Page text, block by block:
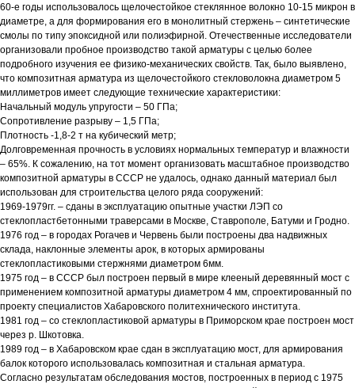
60-е годы использовалось щелочестойкое стеклянное волокно 10-15 микрон в
диаметре, а для формирования его в монолитный стержень – синтетические
смолы по типу эпоксидной или полиэфирной. Отечественные исследователи
организовали пробное производство такой арматуры с целью более
подробного изучения ее физико-механических свойств. Так, было выявлено,
что композитная арматура из щелочестойкого стекловолокна диаметром 5
миллиметров имеет следующие технические характеристики:
Начальный модуль упругости – 50 ГПа;
Сопротивление разрыву – 1,5 ГПа;
Плотность -1,8-2 т на кубический метр;
Долговременная прочность в условиях нормальных температур и влажности
– 65%. К сожалению, на тот момент организовать масштабное производство
композитной арматуры в СССР не удалось, однако данный материал был
использован для строительства целого ряда сооружений:
1969-1979гг. – сданы в эксплуатацию опытные участки ЛЭП со
стеклопластбетонными траверсами в Москве, Ставрополе, Батуми и Гродно.
1976 год – в городах Рогачев и Червень были построены два надвижных
склада, наклонные элементы арок, в которых армированы
стеклопластиковыми стержнями диаметром 6мм.
1975 год – в СССР был построен первый в мире клееный деревянный мост с
применением композитной арматуры диаметром 4 мм, спроектированный по
проекту специалистов Хабаровского политехнического института.
1981 год – со стеклопластиковой арматуры в Приморском крае построен мост
через р. Шкотовка.
1989 год – в Хабаровском крае сдан в эксплуатацию мост, для армирования
балок которого использовалась композитная и стальная арматура.
Согласно результатам обследования мостов, построенных в период с 1975